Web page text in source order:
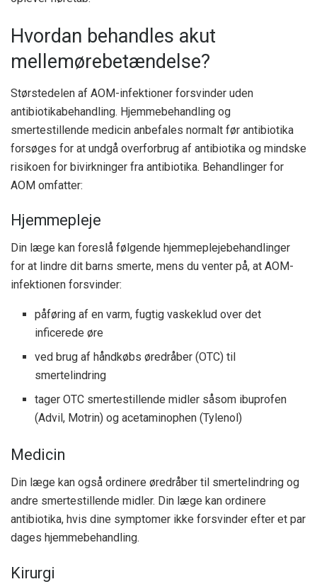
Hvordan behandles akut
mellemørebetændelse?
Størstedelen af ​​AOM-infektioner forsvinder uden
antibiotikabehandling. Hjemmebehandling og
smertestillende medicin anbefales normalt før antibiotika
forsøges for at undgå overforbrug af antibiotika og mindske
risikoen for bivirkninger fra antibiotika. Behandlinger for
AOM omfatter:
Hjemmepleje
Din læge kan foreslå følgende hjemmeplejebehandlinger
for at lindre dit barns smerte, mens du venter på, at AOM-
infektionen forsvinder:
påføring af en varm, fugtig vaskeklud over det
inficerede øre
ved brug af håndkøbs øredråber (OTC) til
smertelindring
tager OTC smertestillende midler såsom ibuprofen
(Advil, Motrin) og acetaminophen (Tylenol)
Medicin
Din læge kan også ordinere øredråber til smertelindring og
andre smertestillende midler. Din læge kan ordinere
antibiotika, hvis dine symptomer ikke forsvinder efter et par
dages hjemmebehandling.
Kirurgi